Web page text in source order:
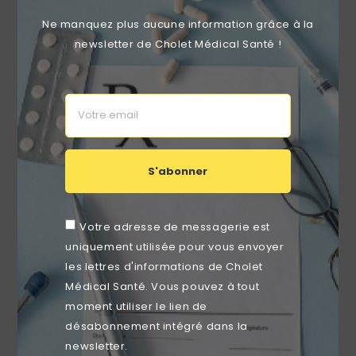
Ne manquez plus aucune information grâce à la
newsletter de Cholet Médical Santé !
S'abonner
Votre adresse de messagerie est
uniquement utilisée pour vous envoyer
les lettres d'informations de Cholet
Médical Santé. Vous pouvez à tout
moment utiliser le lien de
désabonnement intégré dans la
newsletter.
Essuie-Mains Pure Ouate Gaufré Blanc 2x20g/m² - Pack
De 6 Rouleaux - 2 Plis - 90m En Continu - Largeur 20cm
favorite_border